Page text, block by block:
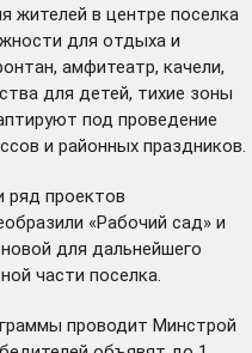
жителей в центре поселка
для отдыха и
амфитеатр, качели,
для детей, тихие зоны
под проведение
и районных праздников.
ряд проектов
«Рабочий сад» и
для дальнейшего
части поселка.
проводит Минстрой